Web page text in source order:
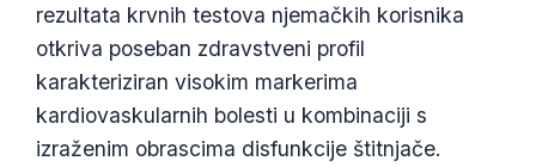
rezultata krvnih testova njemačkih korisnika
otkriva poseban zdravstveni profil
karakteriziran visokim markerima
kardiovaskularnih bolesti u kombinaciji s
izraženim obrascima disfunkcije štitnjače.